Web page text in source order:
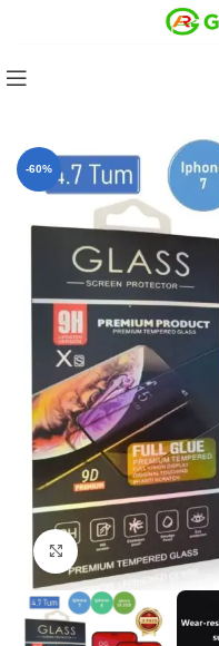
-60%
Click to enlarge